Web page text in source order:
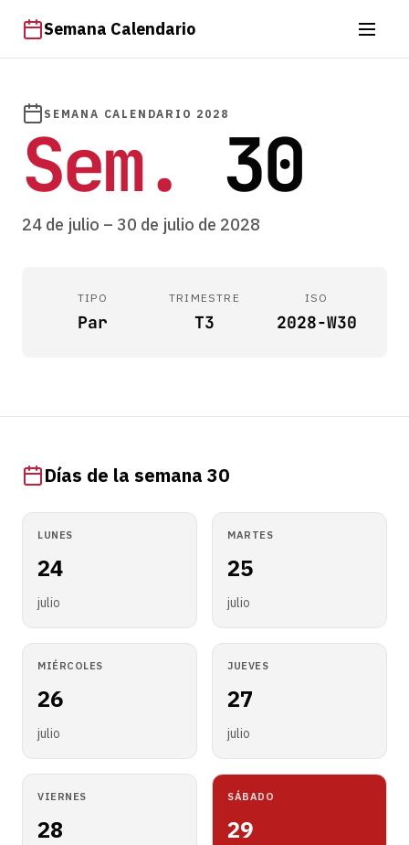
Semana Calendario
SEMANA CALENDARIO 2028
Sem. 30
24 de julio – 30 de julio de 2028
TIPO
Par
TRIMESTRE
T3
ISO
2028-W30
Días de la semana 30
LUNES
24
julio
MARTES
25
julio
MIÉRCOLES
26
julio
JUEVES
27
julio
VIERNES
28
SÁBADO
29